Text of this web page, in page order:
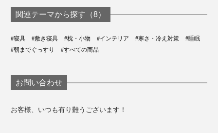
関連テーマから探す（8）
#寝具 #敷き寝具 #枕・小物 #インテリア #寒さ・冷え対策
#睡眠
#朝までぐっすり
#すべての商品
お問い合わせ
お客様、いつも有り難うございます！